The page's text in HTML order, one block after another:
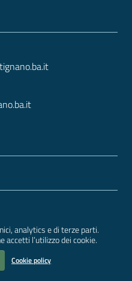
analytics e di terze parti.
accetti l’utilizzo dei cookie.
Cookie policy
PA di AgID